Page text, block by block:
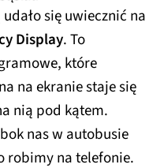
się uwiecznić na
Display. To
które
na ekranie staje się
nią pod kątem.
nas w autobusie
robimy na telefonie.